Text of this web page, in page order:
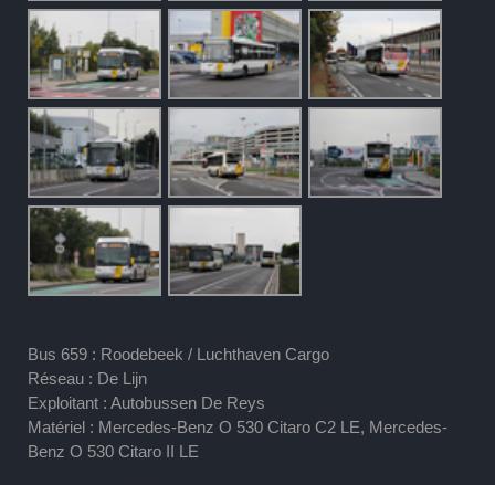
Bus 659 : Roodebeek / Luchthaven Cargo
Réseau : De Lijn
Exploitant : Autobussen De Reys
Matériel : Mercedes-Benz O 530 Citaro C2 LE, Mercedes-
Benz O 530 Citaro II LE